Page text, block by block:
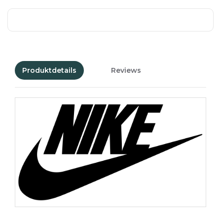
Produktdetails Reviews